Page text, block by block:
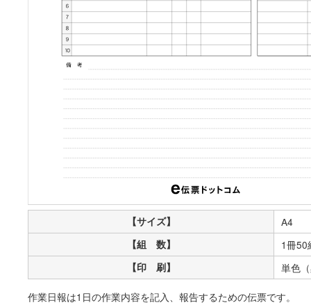
【サイズ】 A4
【組 数】 1冊50
【印 刷】 単色
作業日報は1日の作業内容を記入、報告するための伝票です。